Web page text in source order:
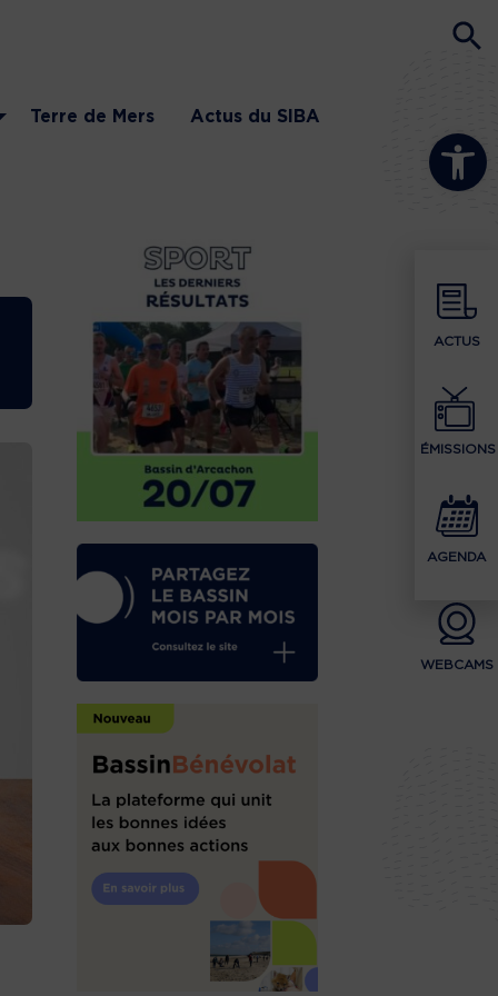
Ouvrir la
ACTUS
ÉMISSIONS
AGENDA
WEBCAMS
Terre de Mers Actus du SIBA